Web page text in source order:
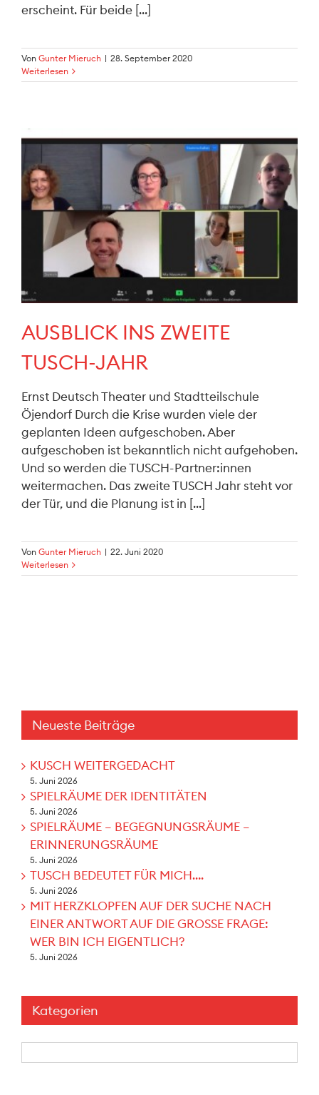
erscheint. Für beide [...]
Von Gunter Mieruch | 28. September 2020
Weiterlesen
AUSBLICK INS ZWEITE
TUSCH-JAHR
Ernst Deutsch Theater und Stadtteilschule
Öjendorf Durch die Krise wurden viele der
geplanten Ideen aufgeschoben. Aber
aufgeschoben ist bekanntlich nicht aufgehoben.
Und so werden die TUSCH-Partner:innen
weitermachen. Das zweite TUSCH Jahr steht vor
der Tür, und die Planung ist in [...]
Von Gunter Mieruch | 22. Juni 2020
Weiterlesen
Neueste Beiträge
KUSCH WEITERGEDACHT
5. Juni 2026
SPIELRÄUME DER IDENTITÄTEN
5. Juni 2026
SPIELRÄUME – BEGEGNUNGSRÄUME –
ERINNERUNGSRÄUME
5. Juni 2026
TUSCH BEDEUTET FÜR MICH….
5. Juni 2026
MIT HERZKLOPFEN AUF DER SUCHE NACH
EINER ANTWORT AUF DIE GROSSE FRAGE:
WER BIN ICH EIGENTLICH?
5. Juni 2026
Kategorien